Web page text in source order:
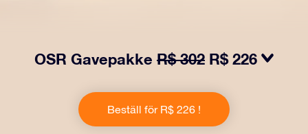
OSR Gavepakke R$ 302 R$ 226
gaven inkluderer en vakker konvolutt og personlige
dokumenter som kan sendes til en adresse etter eget
valg, samt digitale dokumenter og gratis bruk av våre
Beställ för R$ 226 !